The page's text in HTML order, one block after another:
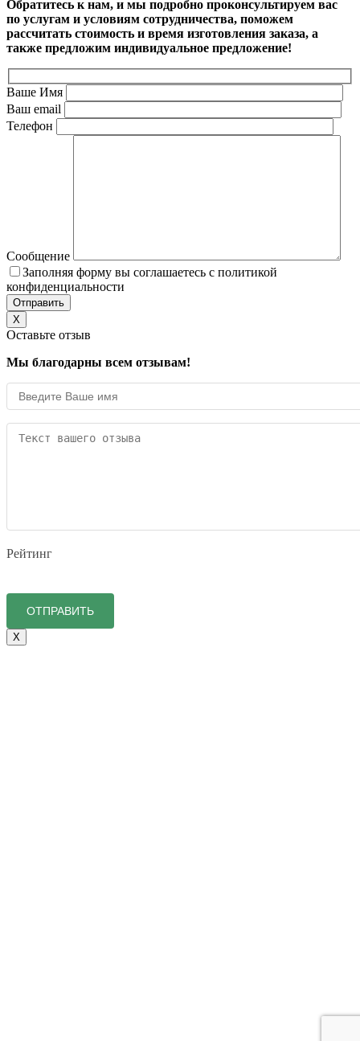
Обратитесь к нам, и мы подробно проконсультируем вас
по услугам и условиям сотрудничества, поможем
рассчитать стоимость и время изготовления заказа, а
также предложим индивидуальное предложение!
Ваше Имя
Ваш email
Телефон
Сообщение
Заполняя форму вы соглашаетесь с политикой
конфиденциальности
X
Оставьте отзыв
Мы благодарны всем отзывам!
Рейтинг
X